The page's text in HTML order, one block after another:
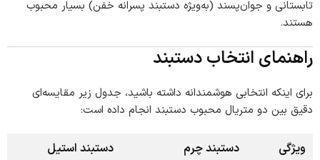
تابستانی و جوان‌پسند (به‌ویژه دستبند پسرانه خفن) بسیار محبوب
هستند.
راهنمای انتخاب دستبند
برای اینکه انتخابی هوشمندانه داشته باشید، جدول زیر مقایسه‌ای
دقیق بین دو متریال محبوب دستبند انجام داده است:
ویژگی دستبند چرم دستبند استیل